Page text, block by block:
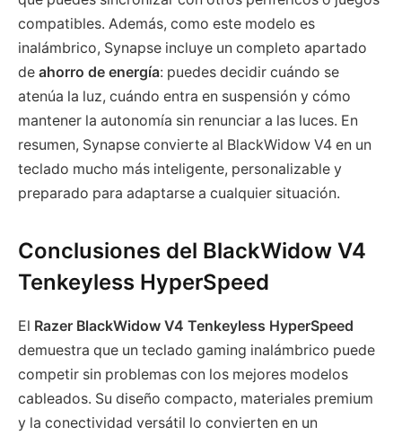
compatibles. Además, como este modelo es
inalámbrico, Synapse incluye un completo apartado
de ahorro de energía: puedes decidir cuándo se
atenúa la luz, cuándo entra en suspensión y cómo
mantener la autonomía sin renunciar a las luces. En
resumen, Synapse convierte al BlackWidow V4 en un
teclado mucho más inteligente, personalizable y
preparado para adaptarse a cualquier situación.
Conclusiones del BlackWidow V4
Tenkeyless HyperSpeed
El Razer BlackWidow V4 Tenkeyless HyperSpeed
demuestra que un teclado gaming inalámbrico puede
competir sin problemas con los mejores modelos
cableados. Su diseño compacto, materiales premium
y la conectividad versátil lo convierten en un